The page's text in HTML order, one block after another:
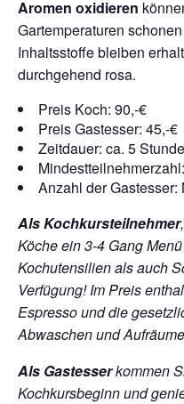
Aromen oxidieren
Gartemperaturen
Inhaltsstoffe bleiben
durchgehend rosa.
Preis Koch: 90,-€
Preis Gastesser: 45,-€
Zeitdauer: ca. 5
Anzahl der
Als Kochkursteilnehmer
Köche ein 3-4 Gang
Kochutensilien als auch
Verfügung! Im Preis
Espresso und die
Abwaschen und
Als Gastesserkommen
Kochkursbeginn und